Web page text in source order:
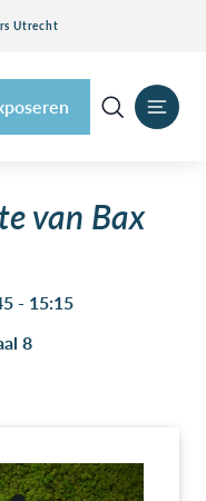
Utrecht
van Bax
- 15:15
8